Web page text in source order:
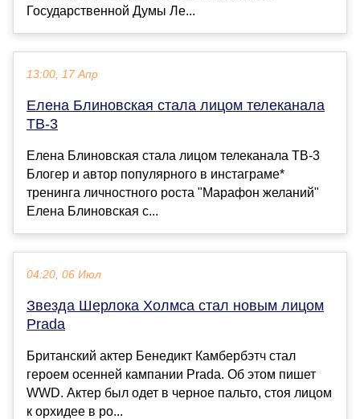
Государственной Думы Ле...
13:00, 17 Апр
Елена Блиновская стала лицом телеканала
ТВ-3
Елена Блиновская стала лицом телеканала ТВ-3
Блогер и автор популярного в инстаграме*
тренинга личностного роста "Марафон желаний"
Елена Блиновская с...
04:20, 06 Июл
Звезда Шерлока Холмса стал новым лицом
Prada
Британский актер Бенедикт Камбербэтч стал
героем осенней кампании Prada. Об этом пишет
WWD. Актер был одет в черное пальто, стоя лицом
к орхидее в ро...